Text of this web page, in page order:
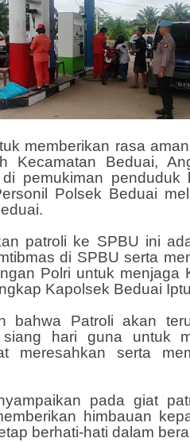
memberikan rasa
Kecamatan Beduai,
pemukiman
Polsek Beduai
patroli ke SPBU ini
di SPBU serta
Polri untuk menjaga
Kapolsek Beduai
bahwa Patroli akan
hari guna untuk
meresahkan serta
pada giat
himbauan
berhati-hati dalam